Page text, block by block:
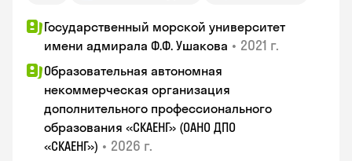
Государственный морской университет
имени адмирала Ф.Ф. Ушакова • 2021 г.
Образовательная автономная
некоммерческая организация
дополнительного профессионального
образования «СКАЕНГ» (ОАНО ДПО
«СКАЕНГ») • 2026 г.